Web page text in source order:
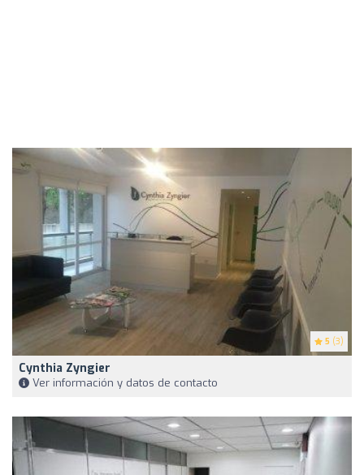
5 (3)
Cynthia Zyngier
Ver información y datos de contacto